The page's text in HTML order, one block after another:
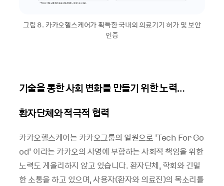
그림 8. 카카오헬스케어가 획득한 국내외 의료기기 허가 및 보안
인증
기술을 통한 사회 변화를 만들기 위한 노력…
환자단체와 적극적 협력
카카오헬스케어는 카카오그룹의 일원으로 ‘Tech For Go
od’ 이라는 카카오의 사명에 부합하는 사회적 책임을 위한
노력도 게을리하지 않고 있습니다. 환자단체, 학회와 긴밀
한 소통을 하고 있으며, 사용자(환자와 의료진)의 목소리를